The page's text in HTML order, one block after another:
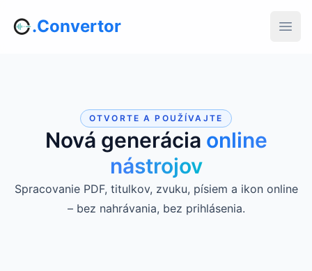
.Convertor
OTVORTE A POUŽÍVAJTE
Nová generácia online
nástrojov
Spracovanie PDF, titulkov, zvuku, písiem a ikon online
– bez nahrávania, bez prihlásenia.